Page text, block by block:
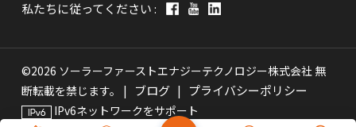
私たちに従ってください :
©2026 ソーラーファーストエナジーテクノロジー株式会社 無
断転載を禁じます。 |
ブログ プライバシーポリシー
IPv6ネットワークをサポート